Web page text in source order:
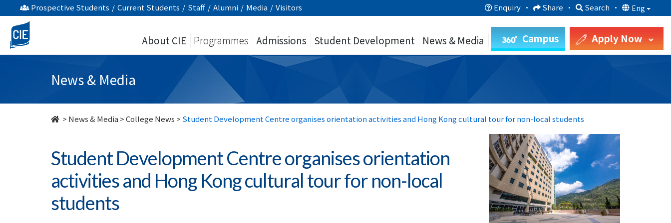
Student
Development
Centre
organises
activities
cultural
Prospective Students / Current Students / Staff / Alumni / Media / Visitors Enquiry · Share · Search · Eng
About CIE Programmes Admissions Student Development News & Media Campus Apply Now
News & Media
> News & Media >College News > Student Development Centre organises orientation activities and Hong Kong cultural tour for non-local students
Student Development Centre organises orientation
activities and Hong Kong cultural tour for non-local
students